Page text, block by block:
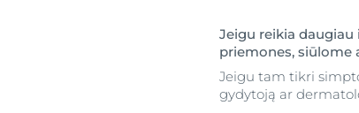
Jeigu reikia
priemones, siūlome
Jeigu tam tikri
gydytoją ar